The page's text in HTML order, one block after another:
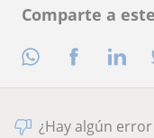
Comparte a
¿Hay algún